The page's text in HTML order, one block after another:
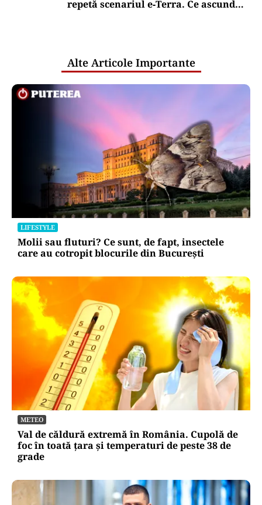
repetă scenariul e‑Terra. Ce ascund
Alte Articole Importante
LIFESTYLE
Molii sau fluturi? Ce sunt, de fapt, insectele
care au cotropit blocurile din București
METEO
Val de căldură extremă în România. Cupolă de
foc în toată țara și temperaturi de peste 38 de
grade